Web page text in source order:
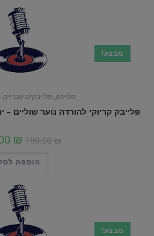
מבצע!
פלייבק,פלייבקים
פלייבק קריוקי להורדה נוער שוליים –
180.00₪
₪
הוספה
מבצע!